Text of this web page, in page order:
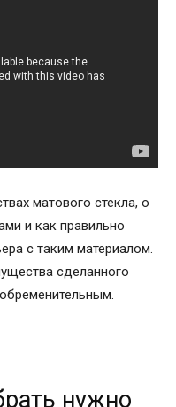
матового стекла, о
и как правильно
с таким материалом.
сделанного
нужно